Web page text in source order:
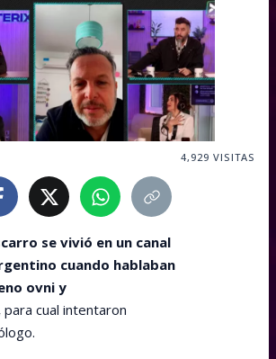
4,929 VISITAS
se vivió en un canal
cuando hablaban
ovni y
para cual intentaron